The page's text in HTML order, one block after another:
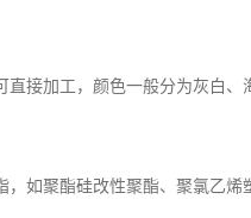
接加工，颜色一般分为灰白
如聚酯硅改性聚酯、聚氯乙烯